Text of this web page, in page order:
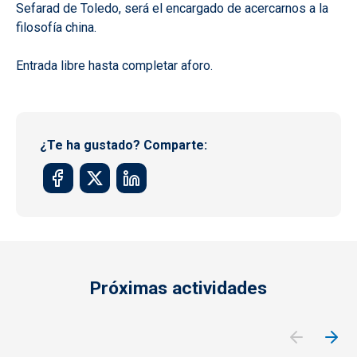
Sefarad de Toledo, será el encargado de acercarnos a la
filosofía china.
Entrada libre hasta completar aforo.
¿Te ha gustado? Comparte:
Próximas actividades